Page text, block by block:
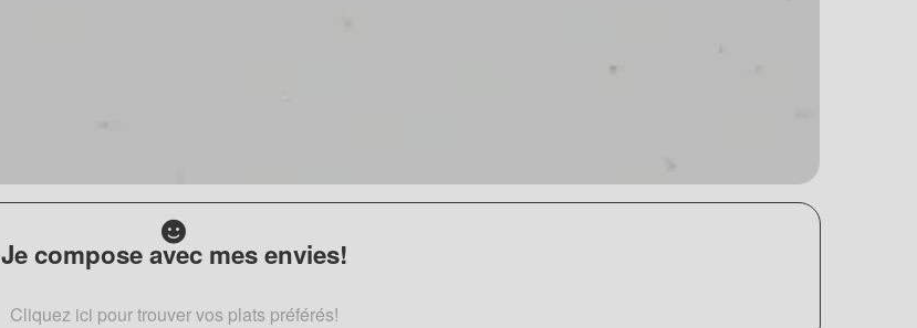
Je compose avec mes envies!
Cliquez ici pour trouver vos plats préférés!